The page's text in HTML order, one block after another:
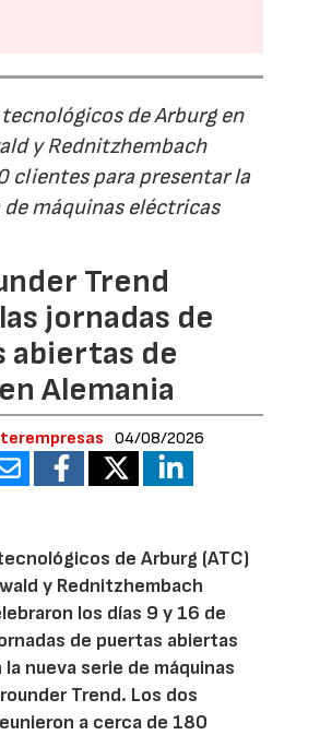
de Arburg en
y Rednitzhembach
clientes para presentar la
de máquinas eléctricas
Trend
jornadas de
abiertas de
Alemania
04/08/2026
de Arburg (ATC)
y Rednitzhembach
los días 9 y 16 de
de puertas abiertas
nueva serie de máquinas
Trend. Los dos
a cerca de 180